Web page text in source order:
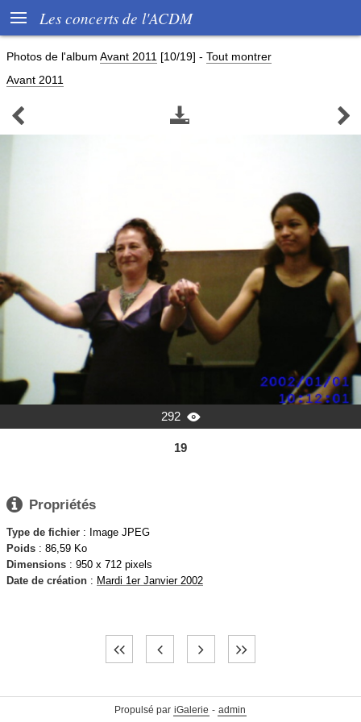
 Les concerts de l'ACDM
Photos de l'album Avant 2011 [10/19] - Tout montrer
Avant 2011
  
292 
19
 Propriétés
Type de fichier : Image JPEG
Poids : 86,59 Ko
Dimensions : 950 x 712 pixels
Date de création : Mardi 1er Janvier 2002
Propulsé par iGalerie - admin